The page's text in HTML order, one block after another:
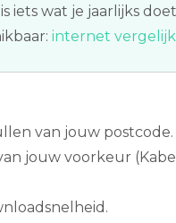
iets wat je jaarlijks
internet
van jouw postcode.
jouw voorkeur